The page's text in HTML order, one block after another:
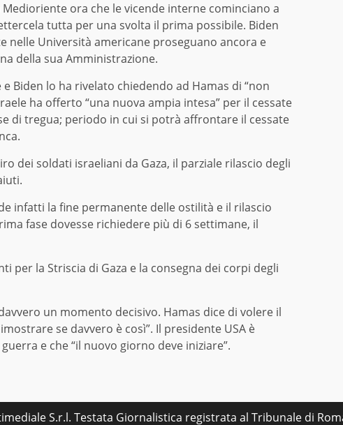
ora che le vicende interne cominciano a
tutta per una svolta il prima possibile. Biden
nelle Università americane proseguano ancora e
della sua Amministrazione.
Biden lo ha rivelato chiedendo ad Hamas di “non
ha offerto “una nuova ampia intesa” per il cessate
di tregua; periodo in cui si potrà affrontare il cessate
dei soldati israeliani da Gaza, il parziale rilascio degli
infatti la fine permanente delle ostilità e il rilascio
fase dovesse richiedere più di 6 settimane, il
per la Striscia di Gaza e la consegna dei corpi degli
un momento decisivo. Hamas dice di volere il
se davvero è così”. Il presidente USA è
e che “il nuovo giorno deve iniziare”.
S.r.l. Testata Giornalistica registrata al Tribunale di